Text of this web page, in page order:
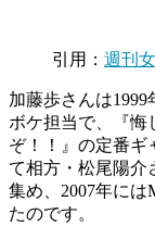
引用： 週刊
加藤歩さんは
ボケ担当で、『悔
ぞ！！』の定番ギ
て相方・松尾陽介
集め、2007年に
たのです。